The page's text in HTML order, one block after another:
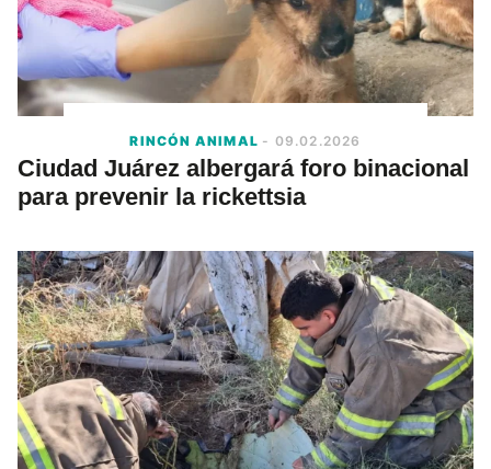
RINCÓN ANIMAL - 09.02.2026
Ciudad Juárez albergará foro binacional
para prevenir la rickettsia